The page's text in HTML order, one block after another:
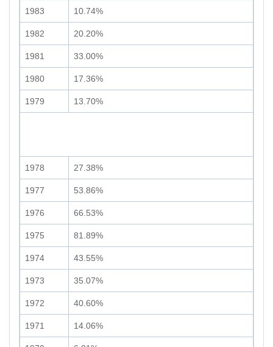
1983 10.74%
1982 20.20%
1981 33.00%
1980 17.36%
1979 13.70%
1978 27.38%
1977 53.86%
1976 66.53%
1975 81.89%
1974 43.55%
1973 35.07%
1972 40.60%
1971 14.06%